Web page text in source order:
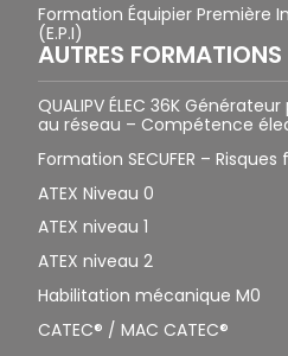
Formation Équipier Première
(E.P.I)
AUTRES FORMATIONS
QUALIPV ÉLEC 36K
au réseau – Compétence
Formation SECUFER –
ATEX Niveau 0
ATEX niveau 1
ATEX niveau 2
Habilitation mécanique M0
CATEC® / MAC CATEC®